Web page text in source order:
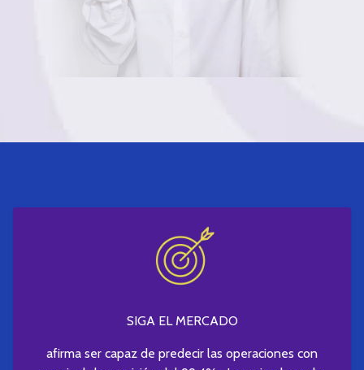
SIGA EL MERCADO
afirma ser capaz de predecir las operaciones con